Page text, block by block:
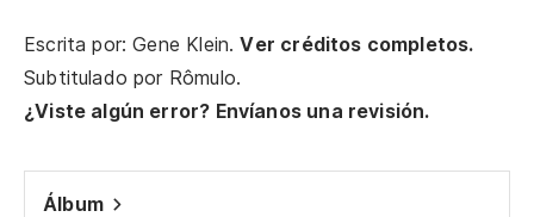
Escrita por: Gene Klein.Ver créditos completos.
Subtitulado por Rômulo.
¿Viste algún error? Envíanos una revisión.
Álbum